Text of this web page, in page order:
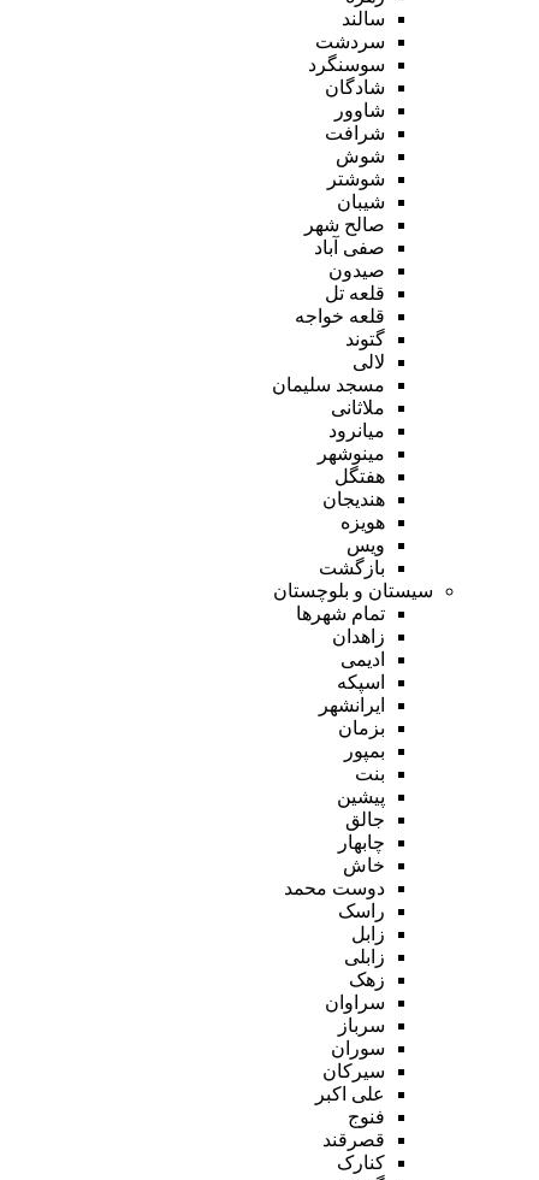
سالند
سردشت
سوسنگرد
شادگان
شاوور
شرافت
شوش
شوشتر
شیبان
صالح شهر
صفی آباد
صیدون
قلعه تل
قلعه خواجه
گتوند
لالی
مسجد سلیمان
ملاثانی
میانرود
مینوشهر
هفتگل
هندیجان
هویزه
ویس
بازگشت
سیستان و بلوچستان
تمام شهر‌ها
زاهدان
ادیمی
اسپکه
ایرانشهر
بزمان
بمپور
بنت
پیشین
جالق
چابهار
خاش
دوست محمد
راسک
زابل
زابلی
زهک
سراوان
سرباز
سوران
سیرکان
علی اکبر
فنوج
قصرقند
کنارک